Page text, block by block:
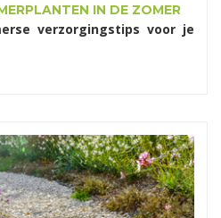
IN DE ZOMER
verzorgingstips voor je